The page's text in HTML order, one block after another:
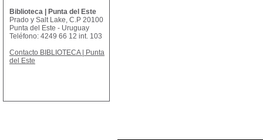
Biblioteca | Punta del Este
Prado y Salt Lake, C.P 20100
Punta del Este - Uruguay
Teléfono: 4249 66 12 int. 103
Contacto BIBLIOTECA | Punta
del Este